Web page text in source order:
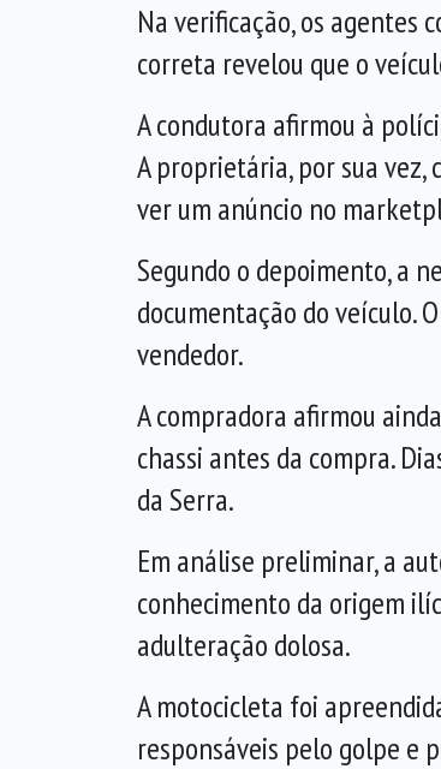
Na verificação, os agentes
correta revelou que o
A condutora afirmou à
A proprietária, por sua
ver um anúncio no
Segundo o depoimento, a
documentação do veículo.
vendedor.
A compradora afirmou
chassi antes da compra.
da Serra.
Em análise preliminar, a
conhecimento da origem
adulteração dolosa.
A motocicleta foi
responsáveis pelo golpe e